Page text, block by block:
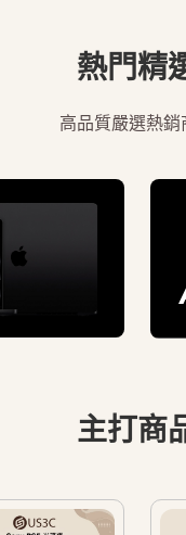
熱門精
高品質嚴選熱銷
主打商